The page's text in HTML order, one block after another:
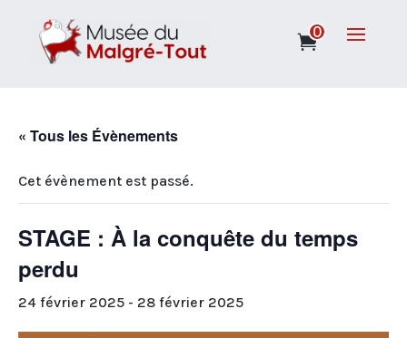
0
« Tous les Évènements
Cet évènement est passé.
STAGE : À la conquête du temps
perdu
24 février 2025 - 28 février 2025